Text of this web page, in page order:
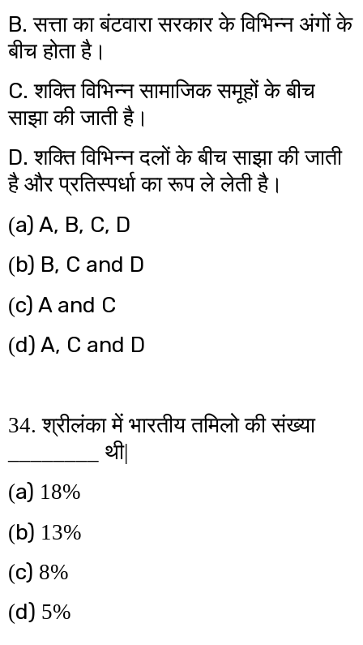
B.सत्ता का बंटवारा सरकार के विभिन्न अंगों के
बीच होता है।
C.शक्ति विभिन्न सामाजिक समूहों के बीच
साझा की जाती है।
D.शक्ति विभिन्न दलों के बीच साझा की जाती
है और प्रतिस्पर्धा का रूप ले लेती है।
(a) A, B, C, D
(b) B, C and D
(c) A and C
(d) A, C and D
34. श्रीलंका में भारतीय तमिलो की संख्या
________ थी|
(a) 18%
(b) 13%
(c) 8%
(d) 5%